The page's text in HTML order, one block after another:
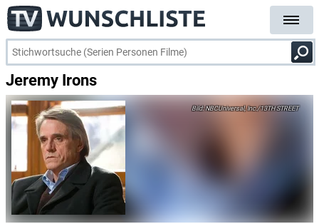
Jeremy Irons
NBCUniversal, Inc./13TH STREET